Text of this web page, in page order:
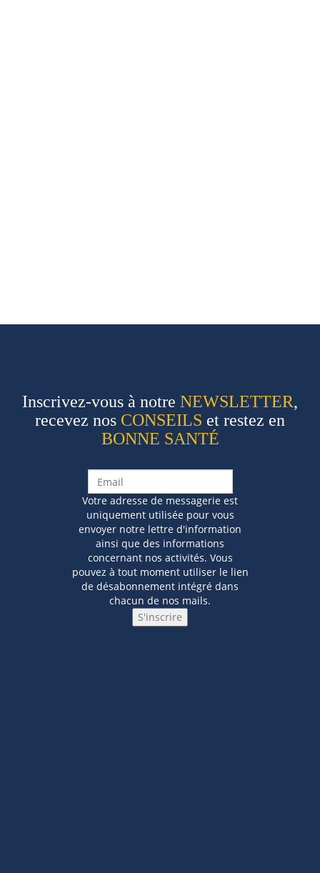
Inscrivez-vous à notre NEWSLETTER,
recevez nos CONSEILS et restez en
BONNE SANTÉ
Votre adresse de messagerie est
uniquement utilisée pour vous
envoyer notre lettre d'information
ainsi que des informations
concernant nos activités. Vous
pouvez à tout moment utiliser le lien
de désabonnement intégré dans
chacun de nos mails.